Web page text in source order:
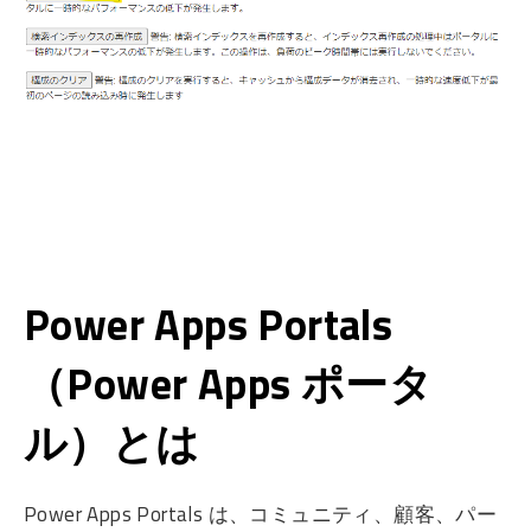
Power Apps Portals
（Power Apps ポータ
ル）とは
Power Apps Portals は、コミュニティ、顧客、パー